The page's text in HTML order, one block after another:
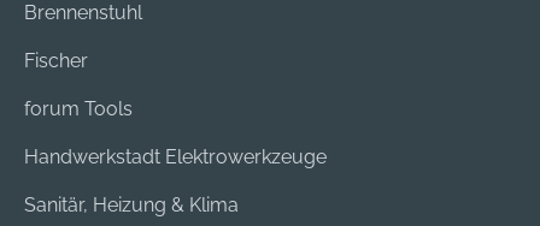
Brennenstuhl
Fischer
forum Tools
Handwerkstadt Elektrowerkzeuge
Sanitär, Heizung & Klima